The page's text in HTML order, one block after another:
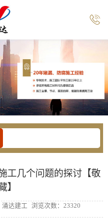
工几个问题的探讨【敬
】
涌达建工 浏览次数：23320
